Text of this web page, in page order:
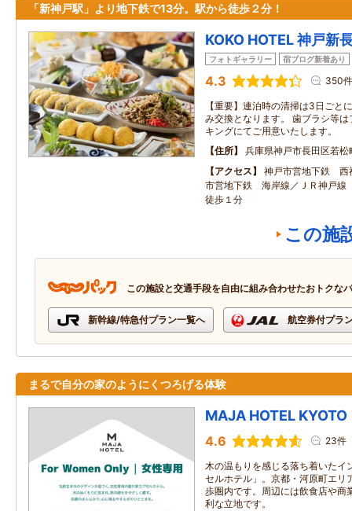
「新神戸駅」より地下鉄で13分。駅から徒歩２分！
KOKO HOTEL 神戸新
フォトギャラリー 宿ブログ新着あり
4.3 350件
【重要】連泊時の清掃は3日ごと
み交換となります。 歯ブラシ等
キングにてご用意いたします。
住所
兵庫県神戸市長田区若
アクセス
神戸市営地下鉄 西
市営地下鉄 海岸線／ＪＲ神戸線
徒歩１分
この施
この施設と交通手段を自由に組み合わせたおトクな
新幹線/特急付プラン一覧へ 航空券付プラ
まるで自分の家のようにくつろげる体験
MAJA HOTEL KYOTO
4.6 23件
木の温もりを感じる落ち着いたイ
セルホテル」。京都・河原町エリ
歩圏内です。周辺には飲食店や商
利な立地です。